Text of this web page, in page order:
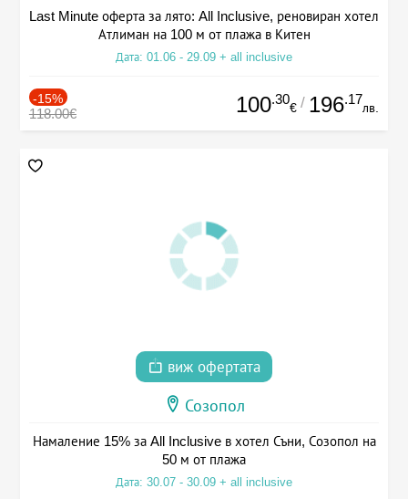
Last Minute оферта за лято: All Inclusive, реновиран хотел
Атлиман на 100 м от плажа в Китен
Дата: 01.06 - 29.09 + all inclusive
-15%
118.00€ 100.30
€ / 196.17
лв.
виж офертата
Созопол
Намаление 15% за All Inclusive в хотел Съни, Созопол на
50 м от плажа
Дата: 30.07 - 30.09 + all inclusive